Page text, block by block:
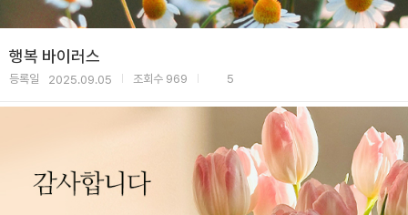
행복 바이러스
등록일 2025.09.05 조회수 969 5